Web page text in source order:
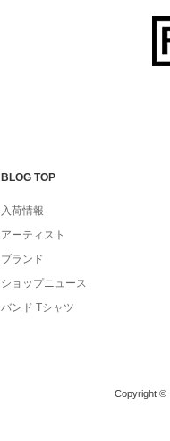
BLOG TOP
入荷情報
アーティスト
ブランド
ショップニュース
バンド Tシャツ
Copyright ©